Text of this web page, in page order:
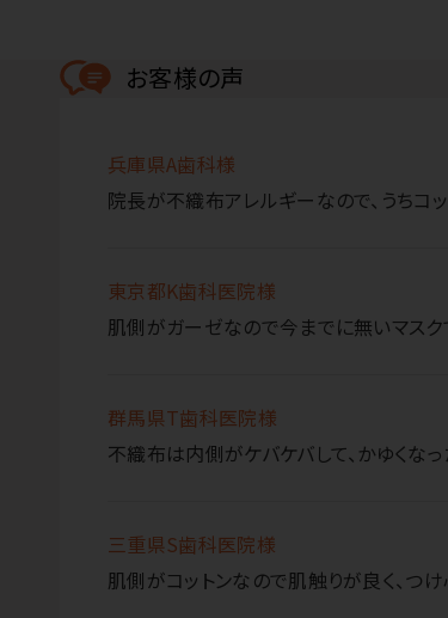
お客様の声
兵庫県A歯科様
院長が不織布アレルギーなので、うちコ
東京都K歯科医院様
肌側がガーゼなので今までに無いマスク
群馬県T歯科医院様
不織布は内側がケバケバして、かゆくなっ
三重県S歯科医院様
肌側がコットンなので肌触りが良く、つ